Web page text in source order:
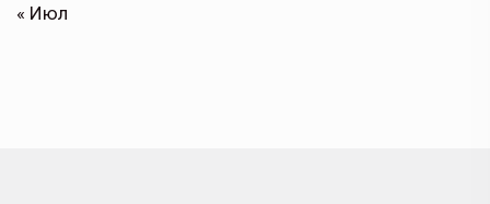
« Июл